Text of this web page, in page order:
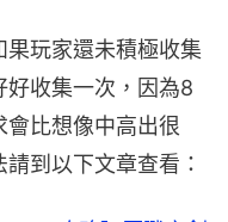
果玩家還未積極收集
收集一次，因為8
比想像中高出很
到以下文章查看：